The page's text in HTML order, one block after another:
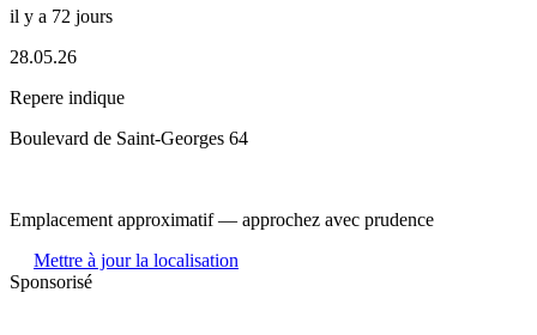
il y a 72 jours
28.05.26
Repere indique
Boulevard de Saint-Georges 64
Emplacement approximatif — approchez avec prudence
Mettre à jour la localisation
Sponsorisé